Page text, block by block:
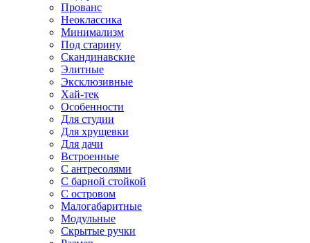
Прованс
Неоклассика
Минимализм
Под старину
Скандинавские
Элитные
Эксклюзивные
Хай-тек
Особенности
Для студии
Для хрущевки
Для дачи
Встроенные
С антресолями
С барной стойкой
С островом
Малогабаритные
Модульные
Скрытые ручки